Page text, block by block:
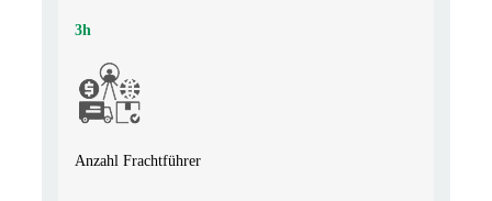
3h
Anzahl Frachtführer